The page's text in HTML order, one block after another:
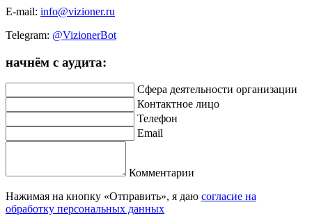
E-mail: info@vizioner.ru
Telegram: @VizionerBot
начнём с аудита:
Сфера деятельности организации
Контактное лицо
Телефон
Email
Комментарии
Нажимая на кнопку «Отправить», я даю согласие на
обработку персональных данных